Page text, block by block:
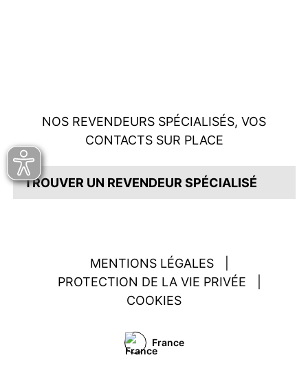
NOS REVENDEURS SPÉCIALISÉS, VOS
CONTACTS SUR PLACE
TROUVER UN REVENDEUR SPÉCIALISÉ
MENTIONS LÉGALES
PROTECTION DE LA VIE PRIVÉE
COOKIES
France